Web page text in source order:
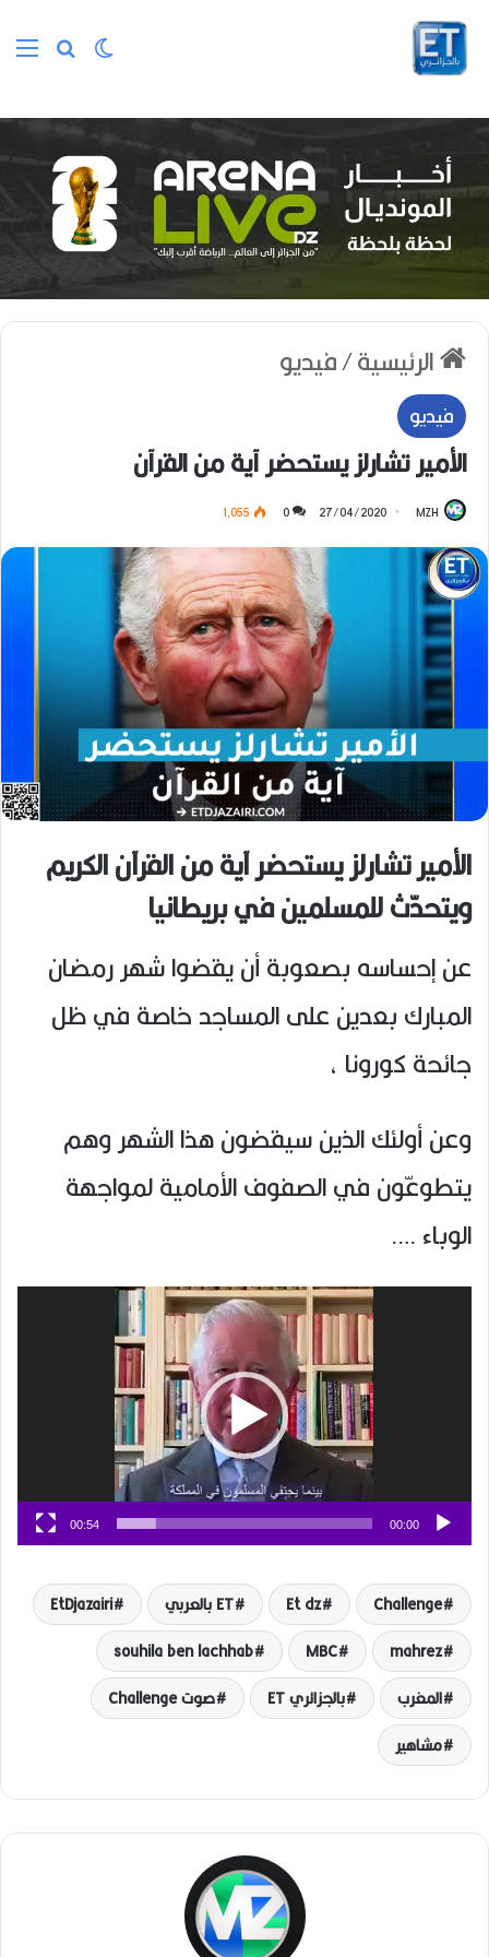
بحث عن
الوضع المظلم
الرئيسية/فيديو
فيديو
الأمير تشارلز يستحضر آية من القرآن
MZH
27/04/2020
0 1٬055
الأمير تشارلز يستحضر آية من القرآن الكريم
ويتحدّث للمسلمين في بريطانيا
عن إحساسه بصعوبة أن يقضوا شهر رمضان
المبارك بعدين على المساجد خاصة في ظل
جائحة كورونا ،
وعن أولئك الذين سيقضون هذا الشهر وهم
يتطوعّون في الصفوف الأمامية لمواجهة
الوباء ….
00:00
00:54
Challenge
Et dz ET بالعربي
EtDjazairi
mahrez
MBC
souhila ben lachhab
المغرب
بالجزائري ET
صوت Challenge
مشاهير